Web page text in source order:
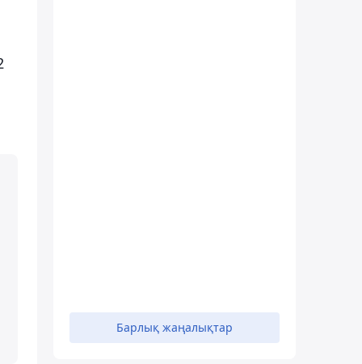
Барлық жаңалықтар